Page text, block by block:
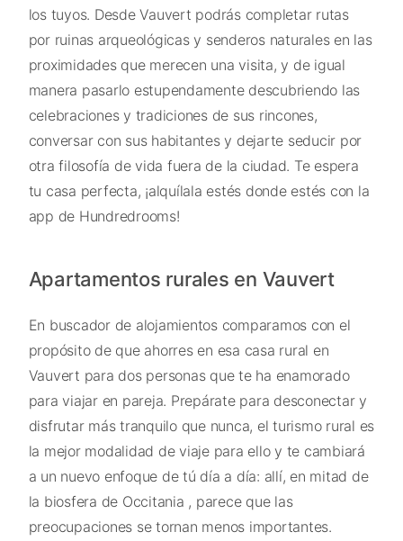
los tuyos. Desde Vauvert podrás completar rutas
por ruinas arqueológicas y senderos naturales en las
proximidades que merecen una visita, y de igual
manera pasarlo estupendamente descubriendo las
celebraciones y tradiciones de sus rincones,
conversar con sus habitantes y dejarte seducir por
otra filosofía de vida fuera de la ciudad. Te espera
tu casa perfecta, ¡alquílala estés donde estés con la
app de Hundredrooms!
Apartamentos rurales en Vauvert
En buscador de alojamientos comparamos con el
propósito de que ahorres en esa casa rural en
Vauvert para dos personas que te ha enamorado
para viajar en pareja. Prepárate para desconectar y
disfrutar más tranquilo que nunca, el turismo rural es
la mejor modalidad de viaje para ello y te cambiará
a un nuevo enfoque de tú día a día: allí, en mitad de
la biosfera de Occitania , parece que las
preocupaciones se tornan menos importantes.